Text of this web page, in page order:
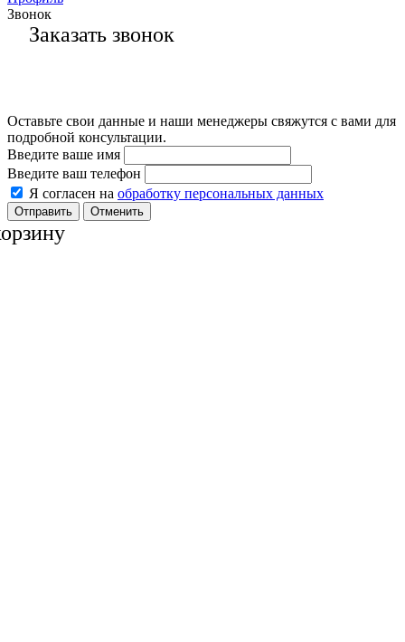
Звонок
Заказать звонок
Оставьте свои данные и наши менеджеры свяжутся с вами для
подробной консультации.
Введите ваше имя
Введите ваш телефон
Я согласен на обработку персональных данных
Отменить